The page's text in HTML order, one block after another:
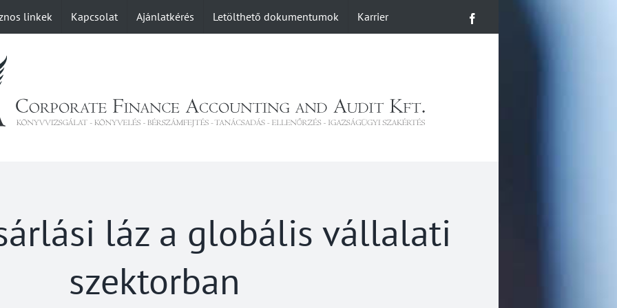
linkek Kapcsolat Ajánlatkérés Letölthető dokumentumok Karrier
láz a globális vállalati
szektorban